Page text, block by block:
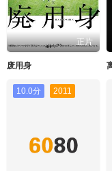
正片
废用身
10.0分 2011